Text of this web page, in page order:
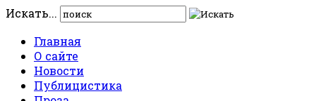
Искать...
Главная
О сайте
Новости
Публицистика